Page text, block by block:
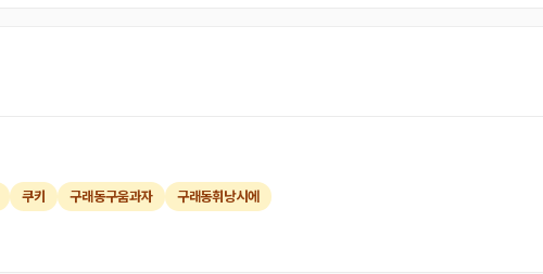
쿠키 구래동구움과자 구래동휘낭시에